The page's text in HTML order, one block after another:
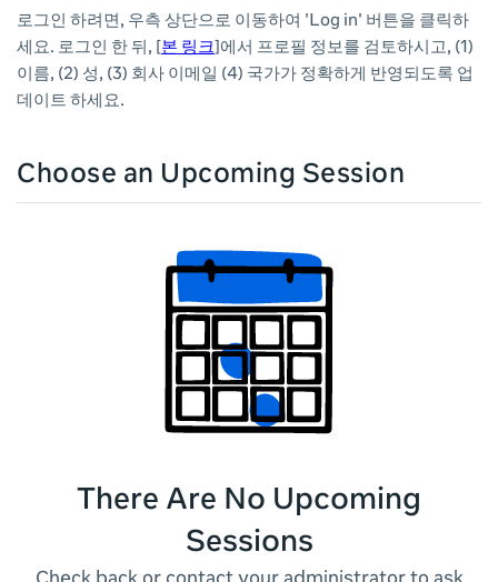
로그인 하려면, 우측 상단으로 이동하여 'Log in' 버튼을 클릭하
세요. 로그인 한 뒤, [ 본 링크 ]에서 프로필 정보를 검토하시고, (1)
이름, (2) 성, (3) 회사 이메일 (4) 국가가 정확하게 반영되도록 업
데이트 하세요.
Choose an Upcoming Session
There Are No Upcoming
Sessions